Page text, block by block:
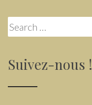
Search for:
Suivez-nous !